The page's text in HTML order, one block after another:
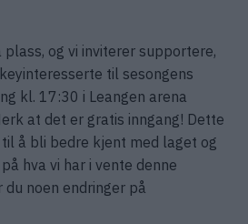
og vi inviterer supportere,
til sesongens
kl. 17:30 i Leangen arena
at det er gratis inngang! Dette
å bli bedre kjent med laget og
hva vi har i vente denne
du noen endringer på